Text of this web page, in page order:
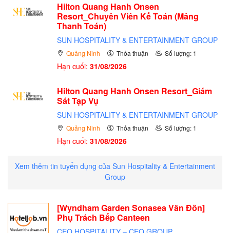
Hilton Quang Hanh Onsen
Resort_Chuyên Viên Kế Toán (Mảng
Thanh Toán)
SUN HOSPITALITY & ENTERTAINMENT GROUP
Quảng Ninh Thỏa thuận Số lượng: 1
Hạn cuối: 31/08/2026
Hilton Quang Hanh Onsen Resort_Giám
Sát Tạp Vụ
SUN HOSPITALITY & ENTERTAINMENT GROUP
Quảng Ninh Thỏa thuận Số lượng: 1
Hạn cuối: 31/08/2026
Xem thêm tin tuyển dụng của Sun Hospitality & Entertainment
Group
[Wyndham Garden Sonasea Vân Đồn]
Phụ Trách Bếp Canteen